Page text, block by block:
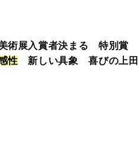
術展入賞者決まる 特別賞
性 新しい具象 喜びの上田